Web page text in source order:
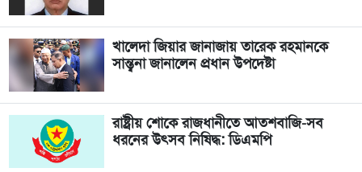
খালেদা জিয়ার জানাজায় তারেক রহমানকে
সান্ত্বনা জানালেন প্রধান উপদেষ্টা
রাষ্ট্রীয় শোকে রাজধানীতে আতশবাজি-সব
ধরনের উৎসব নিষিদ্ধ: ডিএমপি